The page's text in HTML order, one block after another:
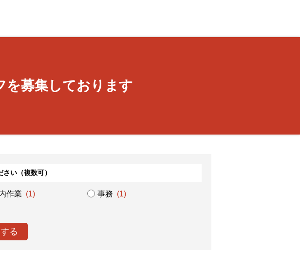
を募集しております
い（複数可）
作業 (1) 事務 (1)
る